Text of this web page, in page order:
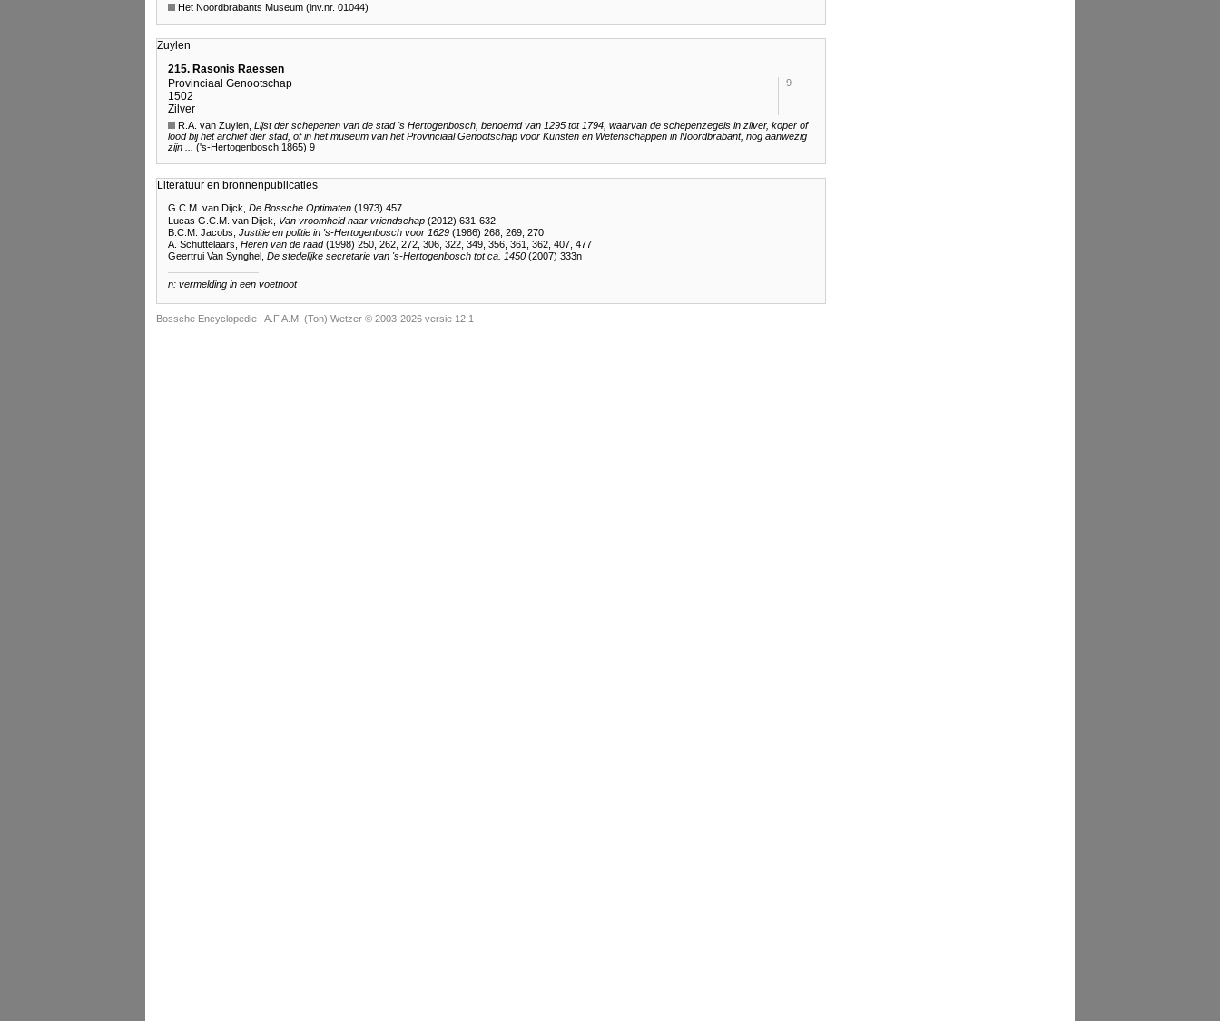
Het Noordbrabants Museum (inv.nr. 01044)
Zuylen
215. Rasonis Raessen
Provinciaal Genootschap
1502
Zilver
9
R.A. van Zuylen, Lijst der schepenen van de stad 's Hertogenbosch, benoemd van 1295 tot 1794, waarvan de schepenzegels in zilver, koper of
lood bij het archief dier stad, of in het museum van het Provinciaal Genootschap voor Kunsten en Wetenschappen in Noordbrabant, nog aanwezig
zijn ... ('s-Hertogenbosch 1865) 9
Literatuur en bronnenpublicaties
G.C.M. van Dijck, De Bossche Optimaten (1973) 457
Lucas G.C.M. van Dijck, Van vroomheid naar vriendschap (2012) 631-632
B.C.M. Jacobs, Justitie en politie in 's-Hertogenbosch voor 1629 (1986) 268, 269, 270
A. Schuttelaars, Heren van de raad(1998) 250, 262, 272, 306, 322, 349, 356, 361, 362, 407, 477
Geertrui Van Synghel, De stedelijke secretarie van 's-Hertogenbosch tot ca. 1450 (2007) 333n
n: vermelding in een voetnoot
Bossche Encyclopedie | A.F.A.M. (Ton) Wetzer © 2003-2026 versie 12.1